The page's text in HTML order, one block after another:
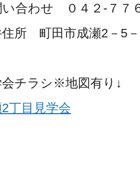
い合わせ ０４２-７７
住所 町田市成瀬2－5
会チラシ※地図有り↓
丁目見学会